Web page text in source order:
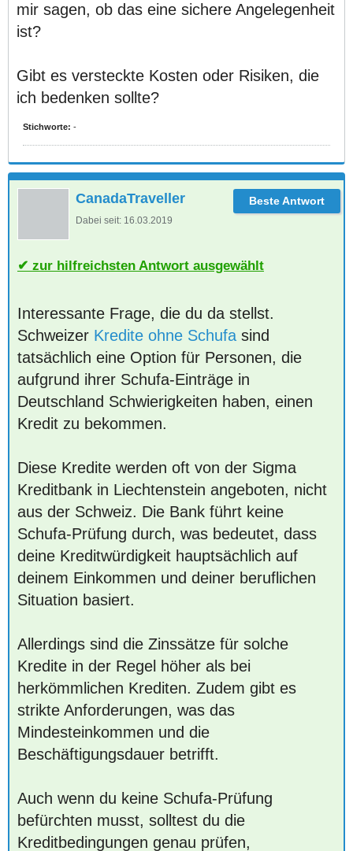
mir sagen, ob das eine sichere Angelegenheit
ist?
Gibt es versteckte Kosten oder Risiken, die
ich bedenken sollte?
Stichworte: -
CanadaTraveller
Dabei seit: 16.03.2019
zur hilfreichsten Antwort ausgewählt
Interessante Frage, die du da stellst.
Schweizer Kredite ohne Schufa sind
tatsächlich eine Option für Personen, die
aufgrund ihrer Schufa-Einträge in
Deutschland Schwierigkeiten haben, einen
Kredit zu bekommen.
Diese Kredite werden oft von der Sigma
Kreditbank in Liechtenstein angeboten, nicht
aus der Schweiz. Die Bank führt keine
Schufa-Prüfung durch, was bedeutet, dass
deine Kreditwürdigkeit hauptsächlich auf
deinem Einkommen und deiner beruflichen
Situation basiert.
Allerdings sind die Zinssätze für solche
Kredite in der Regel höher als bei
herkömmlichen Krediten. Zudem gibt es
strikte Anforderungen, was das
Mindesteinkommen und die
Beschäftigungsdauer betrifft.
Auch wenn du keine Schufa-Prüfung
befürchten musst, solltest du die
Kreditbedingungen genau prüfen,